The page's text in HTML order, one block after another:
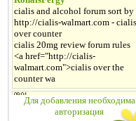
Для добавления необходима
авторизация